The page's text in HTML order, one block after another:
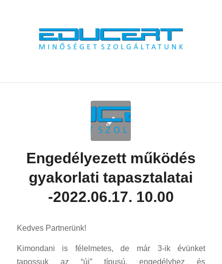
Engedélyezett működés
gyakorlati tapasztalatai
-2022.06.17. 10.00
Kedves Partnerünk!
Kimondani is félelmetes, de már 3-ik évünket
tapossuk az “új” típusú, engedélyhez és